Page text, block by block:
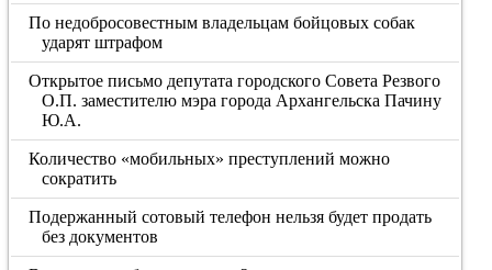
По недобросовестным владельцам бойцовых собак
ударят штрафом
Открытое письмо депутата городского Совета Резвого
О.П. заместителю мэра города Архангельска Пачину
Ю.А.
Количество «мобильных» преступлений можно
сократить
Подержанный сотовый телефон нельзя будет продать
без документов